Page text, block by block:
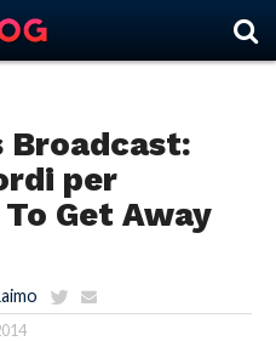
Broadcast:
per
Get Away